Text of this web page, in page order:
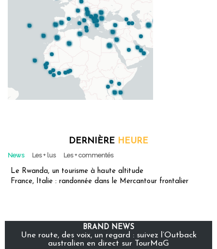
DERNIÈRE HEURE
News Les + lus Les + commentés
Le Rwanda, un tourisme à haute altitude
France, Italie : randonnée dans le Mercantour frontalier
BRAND NEWS
Une route, des voix, un regard : suivez l’Outback
australien en direct sur TourMaG